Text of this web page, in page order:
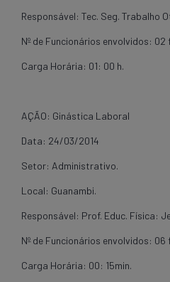
Responsável: Tec. Seg. Trabalho
Nº de Funcionários envolvidos: 02
Carga Horária: 01: 00 h.
AÇÃO: Ginástica Laboral
Data: 24/03/2014
Setor: Administrativo.
Local: Guanambi.
Responsável: Prof. Educ. Física:
Nº de Funcionários envolvidos: 06
Carga Horária: 00: 15min.